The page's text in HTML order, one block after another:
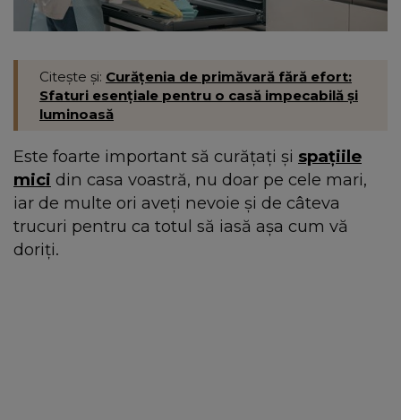
Citește și: Curățenia de primăvară fără efort:
Sfaturi esențiale pentru o casă impecabilă și
luminoasă
Este foarte important să curățați și spațiile
mici din casa voastră, nu doar pe cele mari,
iar de multe ori aveți nevoie și de câteva
trucuri pentru ca totul să iasă așa cum vă
doriți.